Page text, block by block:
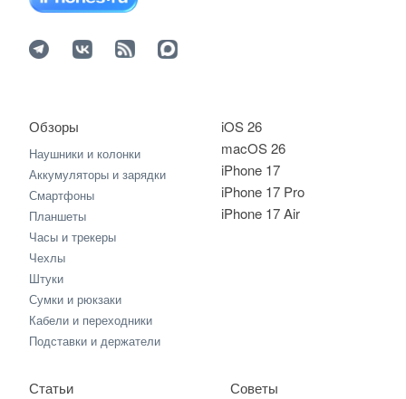
iOS 26
macOS 26
iPhone 17
iPhone 17 Pro
iPhone 17 Air
Обзоры
Наушники и колонки
Аккумуляторы и зарядки
Смартфоны
Планшеты
Часы и трекеры
Чехлы
Штуки
Сумки и рюкзаки
Кабели и переходники
Подставки и держатели
Статьи
Советы